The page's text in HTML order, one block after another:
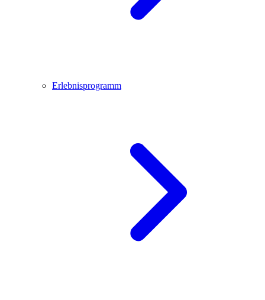
Erlebnisprogramm